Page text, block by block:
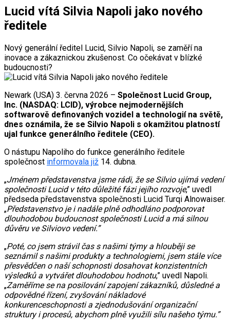
Lucid vítá Silvia Napoli jako nového
ředitele
Nový generální ředitel Lucid, Silvio Napoli, se zaměří na
inovace a zákaznickou zkušenost. Co očekávat v blízké
budoucnosti?
Newark (USA) 3. června 2026 – Společnost Lucid Group,
Inc. (NASDAQ: LCID), výrobce nejmodernějších
softwarově definovaných vozidel a technologií na světě,
dnes oznámila, že se Silvio Napoli s okamžitou platností
ujal funkce generálního ředitele (CEO).
O nástupu Napoliho do funkce generálního ředitele
společnost informovala již 14. dubna.
„Jménem představenstva jsme rádi, že se Silvio ujímá vedení
společnosti Lucid v této důležité fázi jejího rozvoje,” uvedl
předseda představenstva společnosti Lucid Turqi Alnowaiser.
„Představenstvo je i nadále plně odhodláno podporovat
dlouhodobou budoucnost společnosti Lucid a má silnou
důvěru ve Silviovo vedení.”
„Poté, co jsem strávil čas s našimi týmy a hlouběji se
seznámil s našimi produkty a technologiemi, jsem stále více
přesvědčen o naší schopnosti dosahovat konzistentních
výsledků a vytvářet dlouhodobou hodnotu,” uvedl Napoli.
„Zaměříme se na posilování zapojení zákazníků, důsledné a
odpovědné řízení, zvyšování nákladové
konkurenceschopnosti a zjednodušování organizační
struktury i procesů, abychom plně využili sílu našeho týmu.”